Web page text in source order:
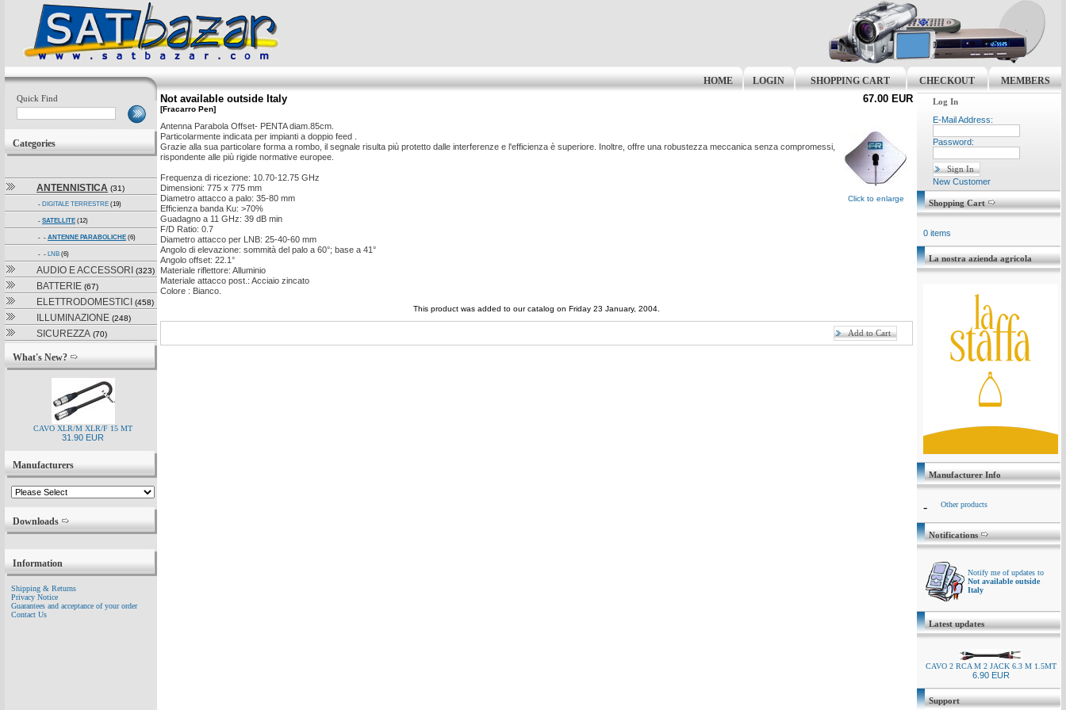
HOME LOGIN SHOPPING CART CHECKOUT MEMBERS
Quick Find
Categories
ANTENNISTICA (31)
- DIGITALE TERRESTRE (19)
- SATELLITE (12)
- - ANTENNE PARABOLICHE (6)
- - LNB (6)
AUDIO E ACCESSORI (323)
BATTERIE (67)
ELETTRODOMESTICI (458)
ILLUMINAZIONE (248)
SICUREZZA (70)
What's New?
CAVO XLR/M XLR/F 15 MT
31.90 EUR
Manufacturers
Downloads
Information
Shipping & Returns
Privacy Notice
Guarantees and acceptance of your order
Contact Us
Not available outside Italy
[Fracarro Pen]
67.00 EUR
Click to enlarge
Antenna Parabola Offset- PENTA diam.85cm.
Particolarmente indicata per impianti a doppio feed .
Grazie alla sua particolare forma a rombo, il segnale risulta più protetto dalle interferenze e l'efficienza è superiore. Inoltre, offre una robustezza meccanica senza compromessi,
rispondente alle più rigide normative europee.
Frequenza di ricezione: 10.70-12.75 GHz
Dimensioni: 775 x 775 mm
Diametro attacco a palo: 35-80 mm
Efficienza banda Ku: >70%
Guadagno a 11 GHz: 39 dB min
F/D Ratio: 0.7
Diametro attacco per LNB: 25-40-60 mm
Angolo di elevazione: sommità del palo a 60°; base a 41°
Angolo offset: 22.1°
Materiale riflettore: Alluminio
Materiale attacco post.: Acciaio zincato
Colore : Bianco.
This product was added to our catalog on Friday 23 January, 2004.
Log In
E-Mail Address:
Password:
New Customer
Shopping Cart
0 items
La nostra azienda agricola
Manufacturer Info
- Other products
Notifications
Notify me of updates to
Not available outside
Italy
Latest updates
CAVO 2 RCA M 2 JACK 6.3 M 1.5MT
6.90 EUR
Support